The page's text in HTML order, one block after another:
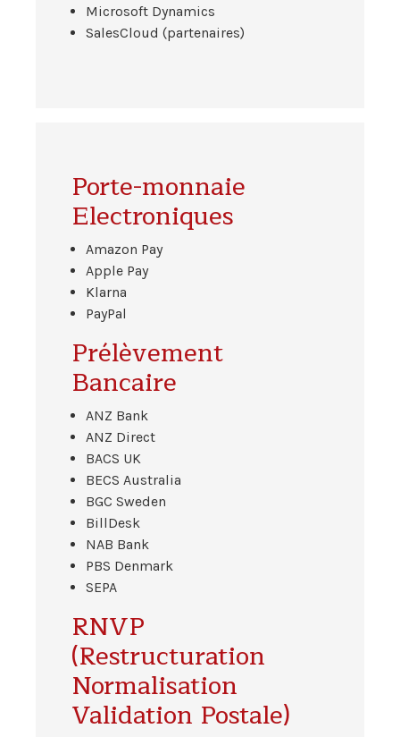
Microsoft Dynamics
SalesCloud (partenaires)
Porte-monnaie
Electroniques
Amazon Pay
Apple Pay
Klarna
PayPal
Prélèvement
Bancaire
ANZ Bank
ANZ Direct
BACS UK
BECS Australia
BGC Sweden
BillDesk
NAB Bank
PBS Denmark
SEPA
RNVP
(Restructuration
Normalisation
Validation Postale)